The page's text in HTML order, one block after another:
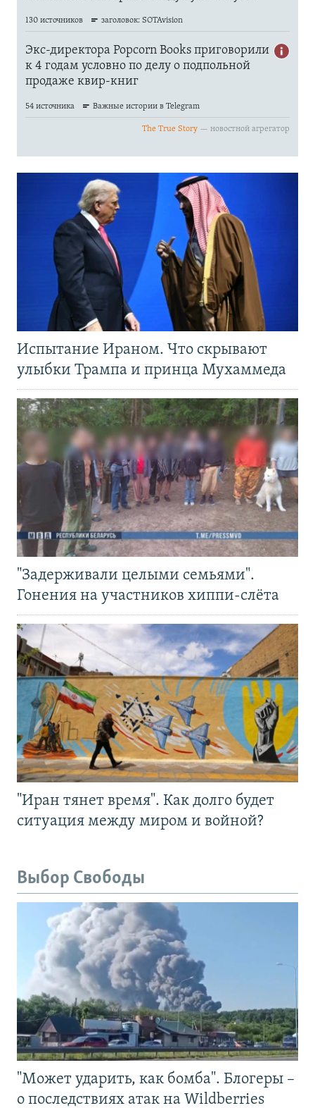
Испытание Ираном. Что скрывают
улыбки Трампа и принца Мухаммеда
"Задерживали целыми семьями".
Гонения на участников хиппи-слёта
"Иран тянет время". Как долго будет
ситуация между миром и войной?
Выбор Свободы
"Может ударить, как бомба". Блогеры –
о последствиях атак на Wildberries